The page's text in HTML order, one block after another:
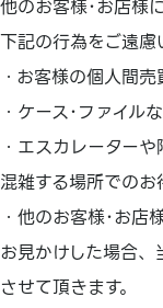
他のお客様･お店様
下記の行為をご遠慮
・お客様の個人間
・ケース･ファイル
・エスカレーター
混雑する場所での
・他のお客様･お店
お見かけした場合
させて頂きます。